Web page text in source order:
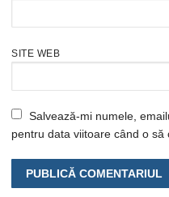
SITE WEB
Salvează-mi numele,
pentru data viitoare când o să